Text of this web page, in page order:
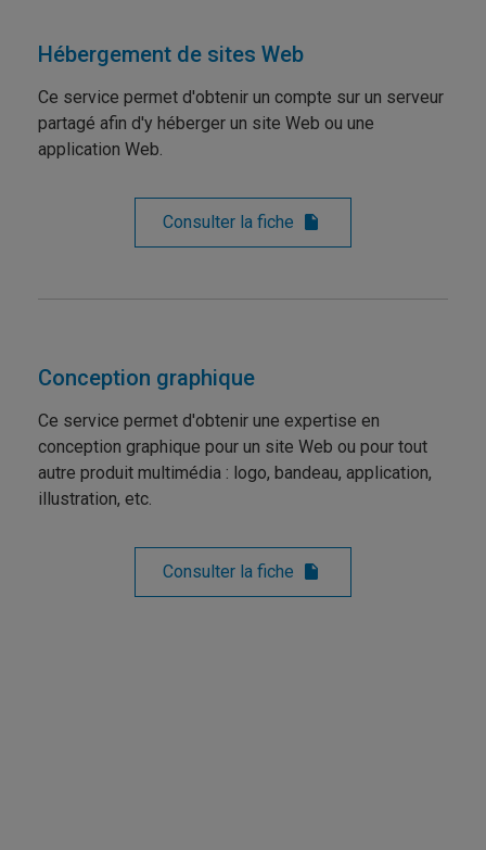
Hébergement de sites Web
Ce service permet d'obtenir un compte sur un serveur
partagé afin d'y héberger un site Web ou une
application Web.
Consulter la fiche
Conception graphique
Ce service permet d'obtenir une expertise en
conception graphique pour un site Web ou pour tout
autre produit multimédia : logo, bandeau, application,
illustration, etc.
Consulter la fiche